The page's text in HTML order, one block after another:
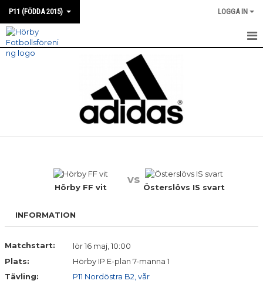
P11 (FÖDDA 2015) LOGGA IN
HEM
Hörby FF vit
vs
Österslövs IS svart
INFORMATION
Matchstart:
lör 16 maj, 10:00
Plats:
Hörby IP E-plan 7-manna 1
Tävling:
P11 Nordöstra B2, vår